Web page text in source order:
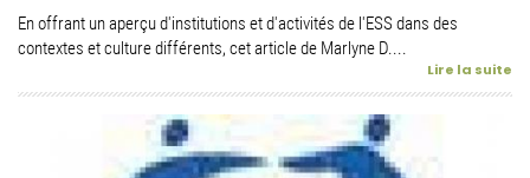
En offrant un aperçu d'institutions et d'activités de l'ESS dans des
contextes et culture différents, cet article de Marlyne D....
Lire la suite